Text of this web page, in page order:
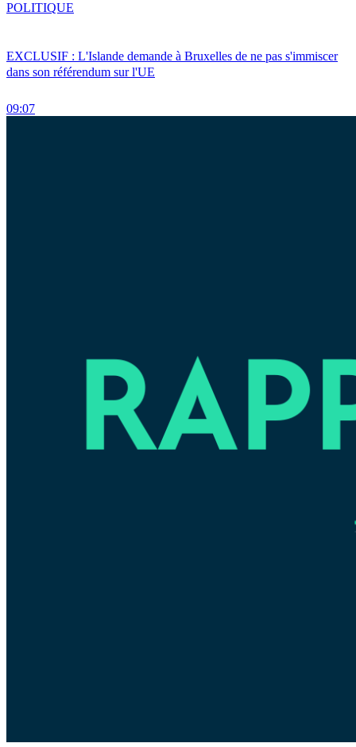
EXCLUSIF : L'Islande demande à Bruxelles de ne pas s'immiscer
dans son référendum sur l'UE
09:07
POLITIQUE